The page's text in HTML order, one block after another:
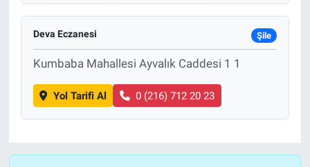
Deva Eczanesi Şile
Kumbaba Mahallesi Ayvalık Caddesi 1 1
Yol Tarifi Al 0 (216) 712 20 23
Teknoloji
Ramazan